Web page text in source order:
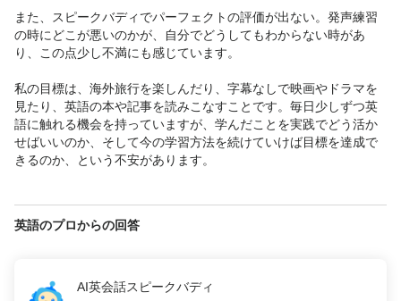
また、スピークバディでパーフェクトの評価が出ない。発声練習
の時にどこが悪いのかが、自分でどうしてもわからない時があ
り、この点少し不満にも感じています。
私の目標は、海外旅行を楽しんだり、字幕なしで映画やドラマを
見たり、英語の本や記事を読みこなすことです。毎日少しずつ英
語に触れる機会を持っていますが、学んだことを実践でどう活か
せばいいのか、そして今の学習方法を続けていけば目標を達成で
きるのか、という不安があります。
英語のプロからの回答
AI英会話スピークバディ